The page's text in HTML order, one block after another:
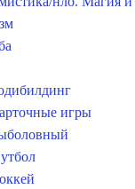
игры